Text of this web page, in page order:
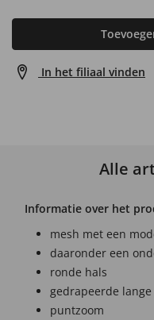
In het filiaal vinden
Alle
Informatie over het
mesh met een
daaronder een
ronde hals
gedrapeerde
puntzoom